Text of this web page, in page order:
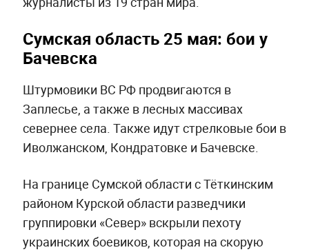
Сумская область 25 мая: бои у
Бачевска
Штурмовики ВС РФ продвигаются в
Заплесье, а также в лесных массивах
севернее села. Также идут стрелковые бои в
Иволжанском, Кондратовке и Бачевске.
На границе Сумской области с Тёткинским
районом Курской области разведчики
группировки «Север» вскрыли пехоту
украинских боевиков, которая на скорую